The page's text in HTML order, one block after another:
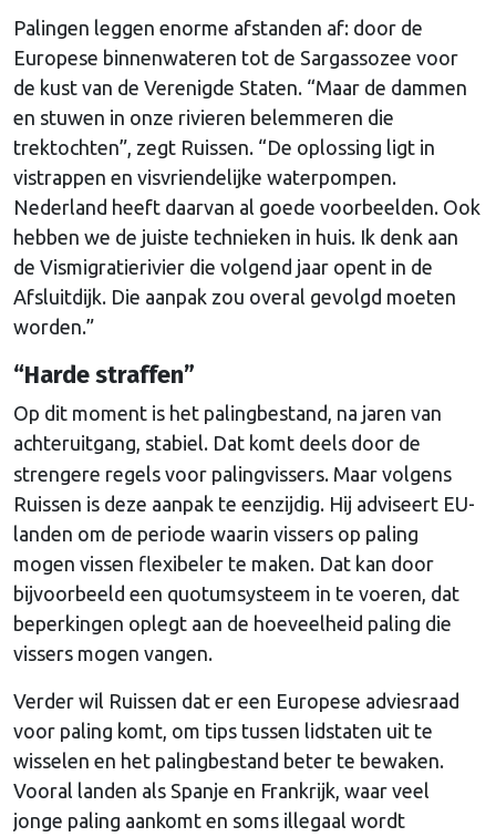
Palingen leggen enorme afstanden af: door de
Europese binnenwateren tot de Sargassozee voor
de kust van de Verenigde Staten. “Maar de dammen
en stuwen in onze rivieren belemmeren die
trektochten”, zegt Ruissen. “De oplossing ligt in
vistrappen en visvriendelijke waterpompen.
Nederland heeft daarvan al goede voorbeelden. Ook
hebben we de juiste technieken in huis. Ik denk aan
de Vismigratierivier die volgend jaar opent in de
Afsluitdijk. Die aanpak zou overal gevolgd moeten
worden.”
“Harde straffen”
Op dit moment is het palingbestand, na jaren van
achteruitgang, stabiel. Dat komt deels door de
strengere regels voor palingvissers. Maar volgens
Ruissen is deze aanpak te eenzijdig. Hij adviseert EU-
landen om de periode waarin vissers op paling
mogen vissen flexibeler te maken. Dat kan door
bijvoorbeeld een quotumsysteem in te voeren, dat
beperkingen oplegt aan de hoeveelheid paling die
vissers mogen vangen.
Verder wil Ruissen dat er een Europese adviesraad
voor paling komt, om tips tussen lidstaten uit te
wisselen en het palingbestand beter te bewaken.
Vooral landen als Spanje en Frankrijk, waar veel
jonge paling aankomt en soms illegaal wordt